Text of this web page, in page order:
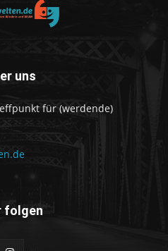
uns
für (werdende)
folgen